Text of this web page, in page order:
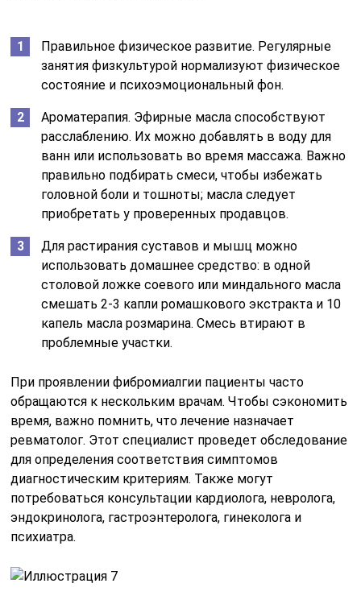
Правильное физическое развитие. Регулярные
занятия физкультурой нормализуют физическое
состояние и психоэмоциональный фон.
Ароматерапия. Эфирные масла способствуют
расслаблению. Их можно добавлять в воду для
ванн или использовать во время массажа. Важно
правильно подбирать смеси, чтобы избежать
головной боли и тошноты; масла следует
приобретать у проверенных продавцов.
Для растирания суставов и мышц можно
использовать домашнее средство: в одной
столовой ложке соевого или миндального масла
смешать 2-3 капли ромашкового экстракта и 10
капель масла розмарина. Смесь втирают в
проблемные участки.
При проявлении фибромиалгии пациенты часто
обращаются к нескольким врачам. Чтобы сэкономить
время, важно помнить, что лечение назначает
ревматолог. Этот специалист проведет обследование
для определения соответствия симптомов
диагностическим критериям. Также могут
потребоваться консультации кардиолога, невролога,
эндокринолога, гастроэнтеролога, гинеколога и
психиатра.